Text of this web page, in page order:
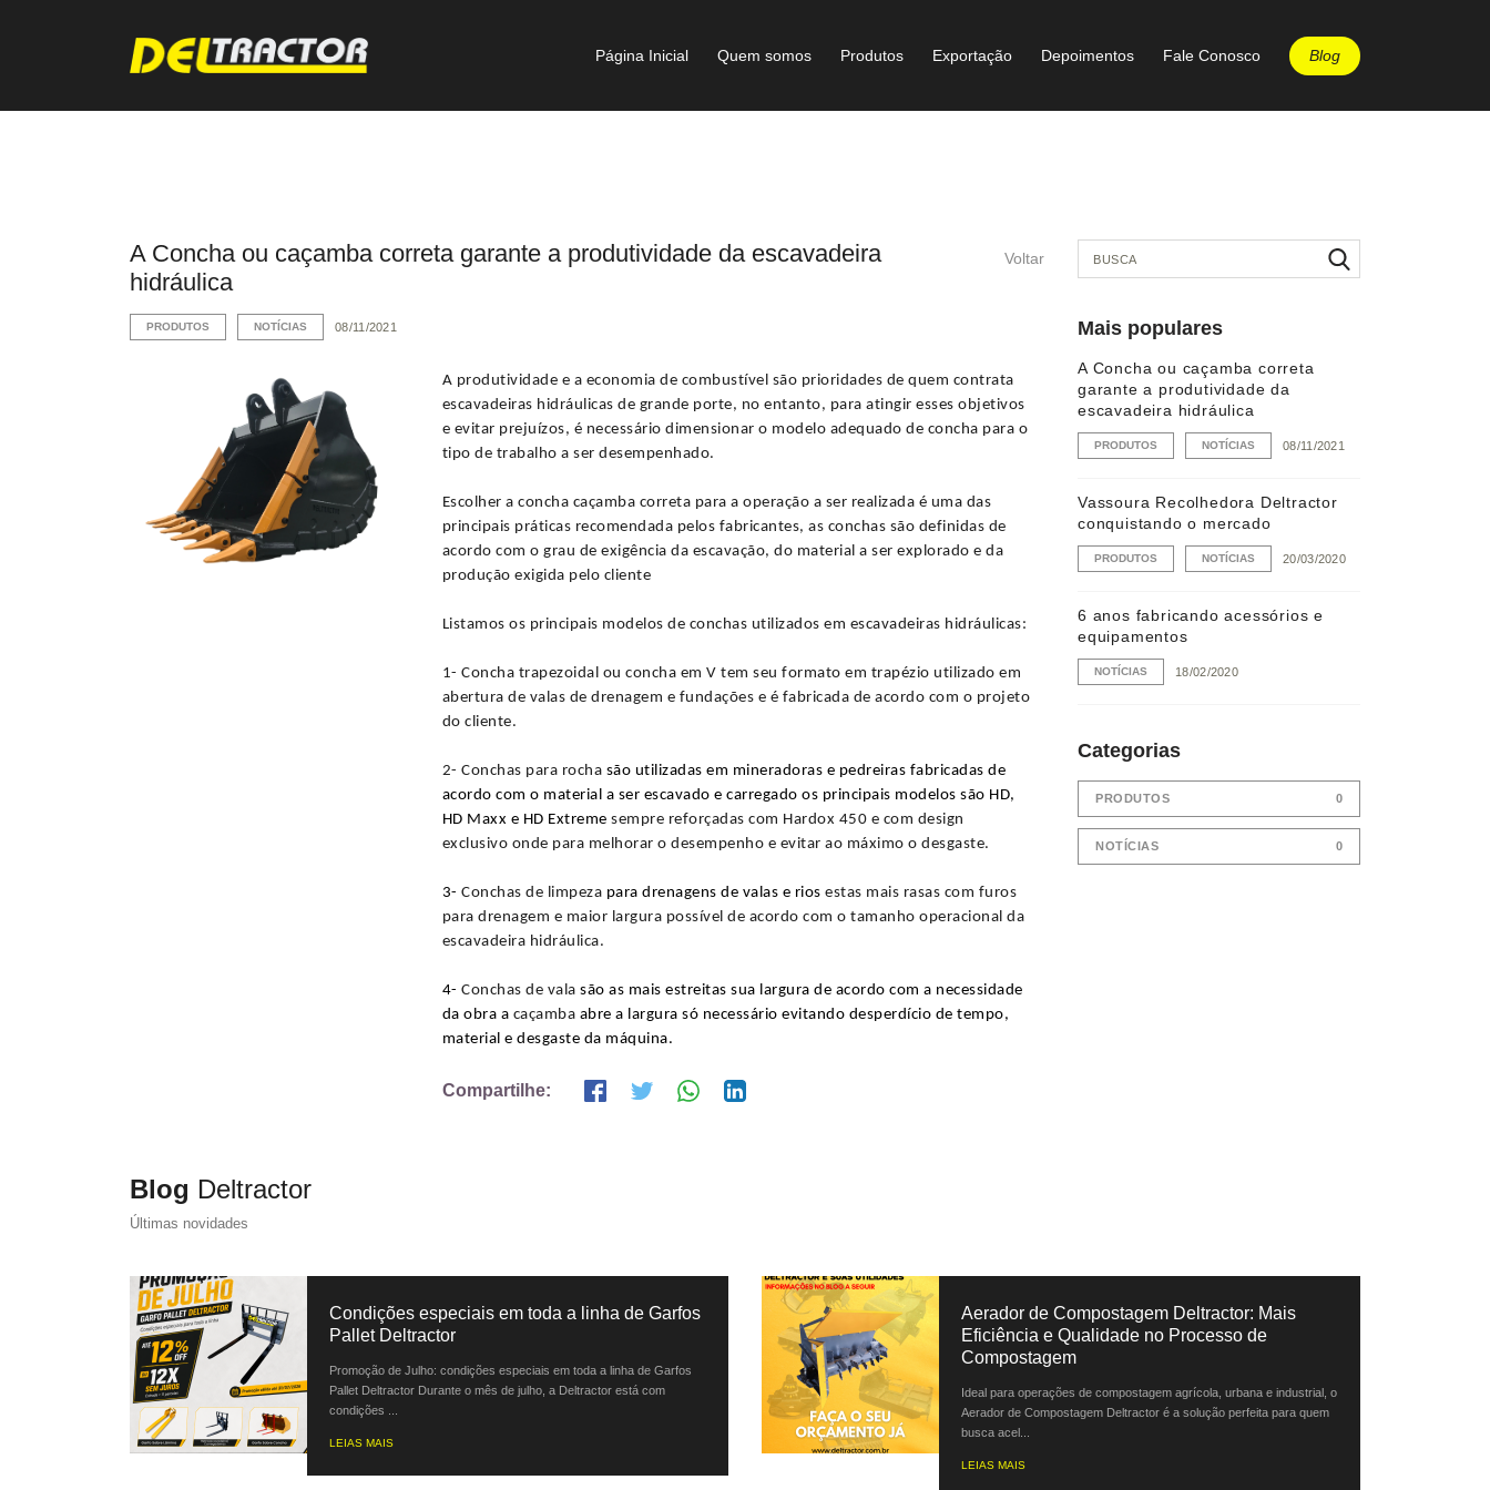
Página Inicial Quem somos Produtos Exportação Depoimentos Fale Conosco Blog
A Concha ou caçamba correta garante a produtividade da escavadeira
hidráulica
PRODUTOS NOTÍCIAS 08/11/2021
Voltar
A produtividade e a economia de combustível são prioridades de quem contrata
escavadeiras hidráulicas de grande porte, no entanto, para atingir esses objetivos
e evitar prejuízos, é necessário dimensionar o modelo adequado de concha para o
tipo de trabalho a ser desempenhado.
Escolher aconcha caçamba correta para a operação a ser realizada é uma das
principais práticas recomendada pelos fabricantes, as conchas são definidas de
acordo com o grau de exigência da escavação, do material a ser explorado e da
produção exigida pelo cliente
Listamos os principais modelos de conchas utilizados em escavadeiras hidráulicas:
1-Concha trapezoidal ouconcha em V tem seu formato em trapézio utilizado em
abertura de valas de drenagem e fundações e é fabricada de acordo com o projeto
do cliente.
2-Conchas para rocha são utilizadas em mineradoras e pedreiras fabricadas de
acordo com o material a ser escavado e carregado os principais modelos são HD,
HD Maxx e HD Extreme sempre reforçadas com Hardox 450 e com design
exclusivo onde para melhorar o desempenho e evitar ao máximo o desgaste.
3-Conchas de limpeza para drenagens de valas e rios estas mais rasas com furos
para drenagem e maior largura possível de acordo com o tamanho operacional da
escavadeira hidráulica.
4-Conchas de valasão as mais estreitas sua largura de acordo com a necessidade
da obra a caçamba abre a largura só necessário evitando desperdício de tempo,
material e desgaste da máquina.
Compartilhe:
Mais populares
A Concha ou caçamba correta
garante a produtividade da
escavadeira hidráulica
PRODUTOS NOTÍCIAS 08/11/2021
Vassoura Recolhedora Deltractor
conquistando o mercado
PRODUTOS NOTÍCIAS 20/03/2020
6 anos fabricando acessórios e
equipamentos
NOTÍCIAS 18/02/2020
Categorias
PRODUTOS 0
NOTÍCIAS 0
Blog Deltractor
Últimas novidades
Condições especiais em toda a linha de Garfos
Pallet Deltractor
Promoção de Julho: condições especiais em toda a linha de Garfos
Pallet Deltractor Durante o mês de julho, a Deltractor está com
condições ...
LEIAS MAIS
Aerador de Compostagem Deltractor: Mais
Eficiência e Qualidade no Processo de
Compostagem
Ideal para operações de compostagem agrícola, urbana e industrial, o
Aerador de Compostagem Deltractor é a solução perfeita para quem
busca acel...
LEIAS MAIS